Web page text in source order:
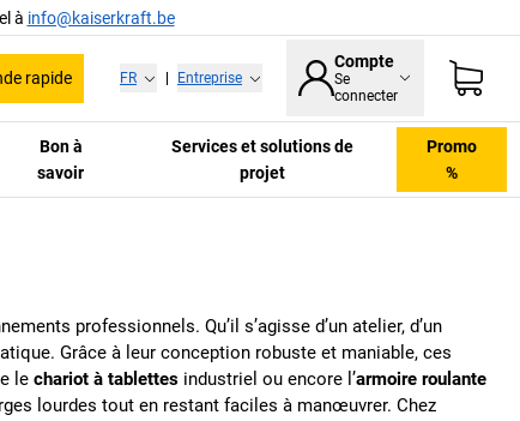
à info@kaiserkraft.be
rapide FR Entreprise
Compte
Se
connecter
Bon à
savoir
Services et solutions de
projet
Promo
%
professionnels. Qu’il s’agisse d’un atelier, d’un
Grâce à leur conception robuste et maniable, ces
le chariot à tablettes industriel ou encore l’armoire roulante
lourdes tout en restant faciles à manœuvrer. Chez